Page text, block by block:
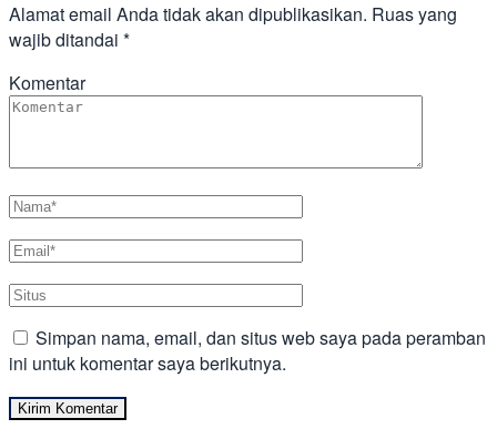
Alamat email Anda tidak akan dipublikasikan. Ruas yang
wajib ditandai *
Komentar
Simpan nama, email, dan situs web saya pada peramban
ini untuk komentar saya berikutnya.